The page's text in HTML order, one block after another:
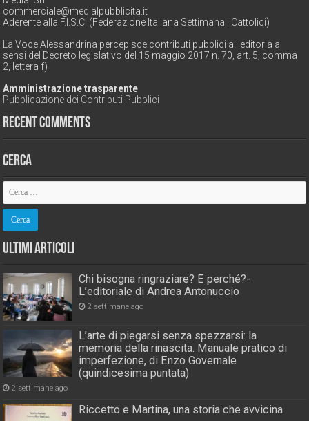
commerciale@medialpubblicita.it
Aderente alla F.I.S.C. (Federazione Italiana Settimanali Cattolici)
La Voce Alessandrina percepisce contributi pubblici all'editoria ai
sensi del Decreto legislativo del 15 maggio 2017 n. 70, art. 5, comma
2, lettera f)
Amministrazione trasparente
Pubblicazione dei Contributi Pubblici
Recent Comments
Cerca
Ultimi Articoli
Chi bisogna ringraziare? E perché?-
L’editoriale di Andrea Antonuccio
2 settimane ago
L’arte di piegarsi senza spezzarsi: la
memoria della rinascita. Manuale pratico di
imperfezione, di Enzo Governale
(quindicesima puntata)
2 settimane ago
Riccetto e Martina, una storia che avvicina